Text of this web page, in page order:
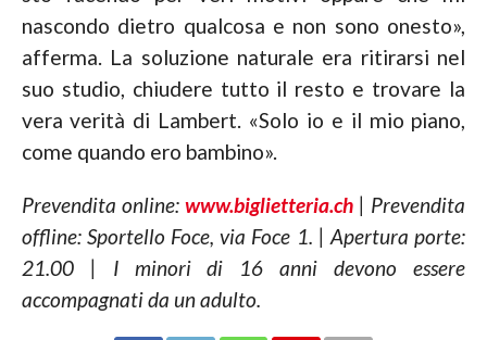
nascondo dietro qualcosa e non sono onesto»,
afferma. La soluzione naturale era ritirarsi nel
suo studio, chiudere tutto il resto e trovare la
vera verità di Lambert. «Solo io e il mio piano,
come quando ero bambino».
Prevendita online: www.biglietteria.ch| Prevendita
offline: Sportello Foce, via Foce 1. |Apertura porte:
21.00 | I minori di 16 anni devono essere
accompagnati da un adulto.